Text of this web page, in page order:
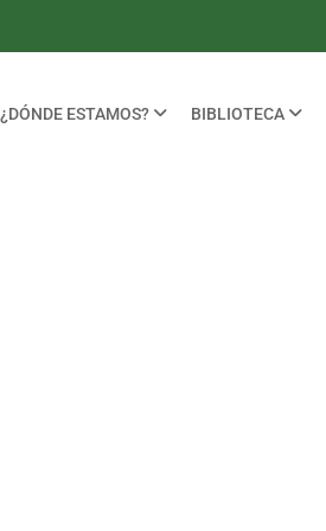
¿DÓNDE ESTAMOS? BIBLIOTECA